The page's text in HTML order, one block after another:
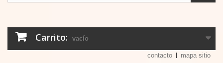
Carrito: vacío
contacto mapa sitio